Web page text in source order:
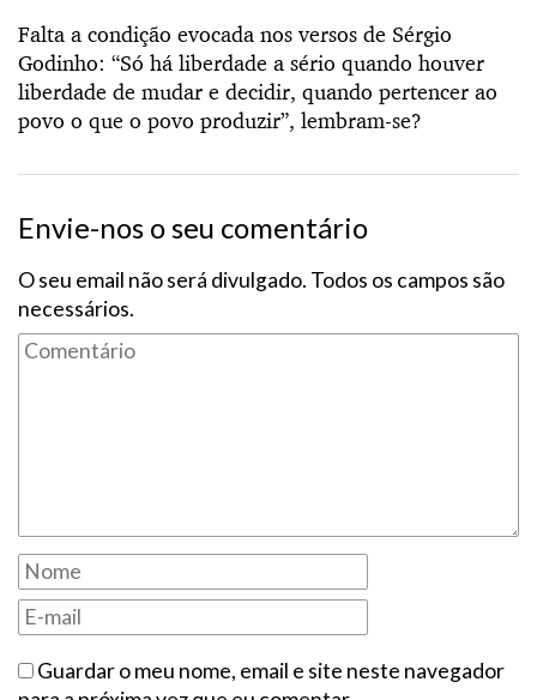
Falta a condição evocada nos versos de Sérgio
Godinho: “Só há liberdade a sério quando houver
liberdade de mudar e decidir, quando pertencer ao
povo o que o povo produzir”, lembram-se?
Envie-nos o seu comentário
O seu email não será divulgado. Todos os campos são
necessários.
Guardar o meu nome, email e site neste navegador